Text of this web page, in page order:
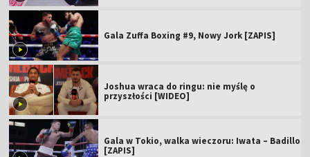
Gala Zuffa Boxing #9, Nowy Jork [ZAPIS]
Joshua wraca do ringu: nie myślę o
przyszłości [WIDEO]
Gala w Tokio, walka wieczoru: Iwata – Badillo
[ZAPIS]